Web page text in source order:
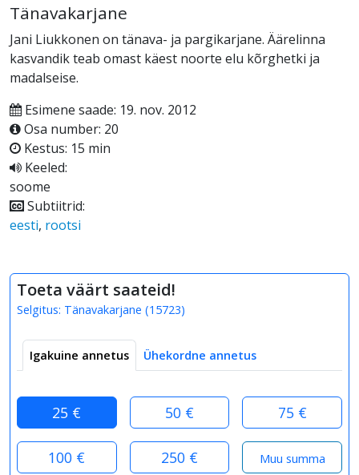
Tänavakarjane
Jani Liukkonen on tänava- ja pargikarjane. Äärelinna
kasvandik teab omast käest noorte elu kõrghetki ja
madalseise.
Esimene saade: 19. nov. 2012
Osa number: 20
Kestus: 15 min
Keeled:
soome
Subtiitrid:
eesti, rootsi
Toeta väärt saateid!
Selgitus: Tänavakarjane (15723)
Igakuine annetus Ühekordne annetus
25 € 50 € 75 €
100 € 250 €